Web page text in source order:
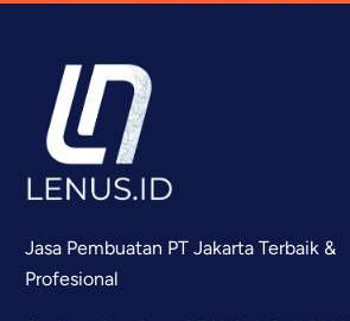
Jasa Pembuatan PT Jakarta Terbaik &
Profesional